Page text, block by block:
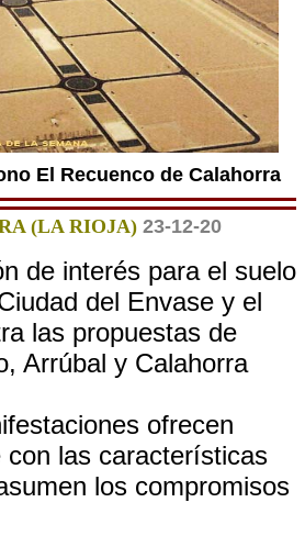
El Recuenco de Calahorra
(LA RIOJA) 23-12-20
de interés para el suelo
del Envase y el
las propuestas de
Arrúbal y Calahorra
ofrecen
con las características
los compromisos